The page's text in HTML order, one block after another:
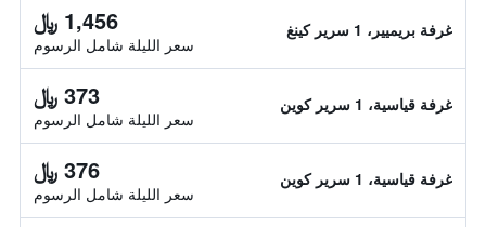
غرفة بريميير، 1 سرير كينغ 1,456 ﷼
سعر الليلة شامل الرسوم
غرفة قياسية، 1 سرير كوين 373 ﷼
سعر الليلة شامل الرسوم
غرفة قياسية، 1 سرير كوين 376 ﷼
سعر الليلة شامل الرسوم